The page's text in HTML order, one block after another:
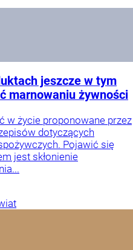
jeszcze w tym
marnowaniu żywności
w życie proponowane przez
dotyczących
Pojawić się
jest skłonienie